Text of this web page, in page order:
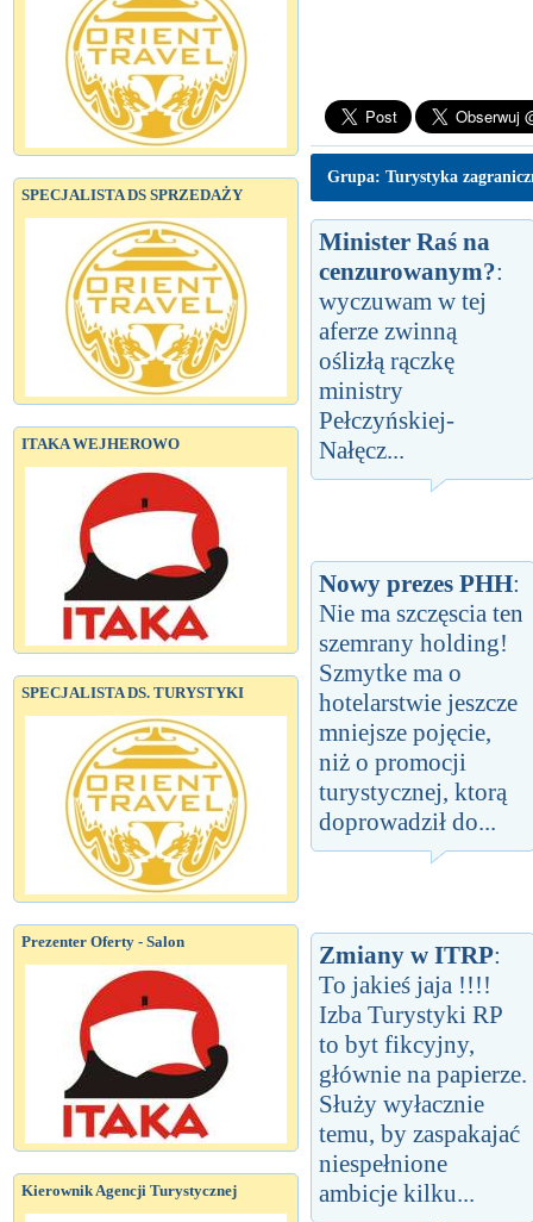
SPECJALISTA DS SPRZEDAŻY
ITAKA WEJHEROWO
SPECJALISTA DS. TURYSTYKI
Prezenter Oferty - Salon
Kierownik Agencji Turystycznej
Grupa: Turystyka
Minister Raś na
cenzurowanym?:
wyczuwam w tej
aferze zwinną
oślizłą rączkę
ministry
Pełczyńskiej-
Nałęcz...
Nowy prezes PHH:
Nie ma szczęscia ten
szemrany holding!
Szmytke ma o
hotelarstwie jeszcze
mniejsze pojęcie,
niż o promocji
turystycznej, ktorą
doprowadził do...
Zmiany w ITRP:
To jakieś jaja !!!!
Izba Turystyki RP
to byt fikcyjny,
głównie na papierze.
Służy wyłacznie
temu, by zaspakajać
niespełnione
ambicje kilku...